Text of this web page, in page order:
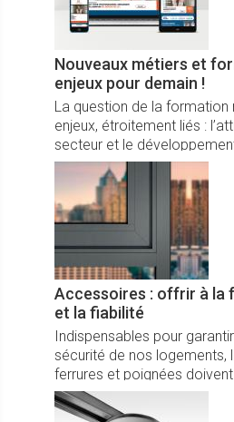
Nouveaux métiers et
enjeux pour demain !
La question de la formation
enjeux, étroitement liés :
secteur et le
compétences nécessaires
Accessoires : offrir à la
et la fiabilité
Indispensables pour
sécurité de nos logements,
ferrures et poignées
attentes des
confort d’usage et de design.